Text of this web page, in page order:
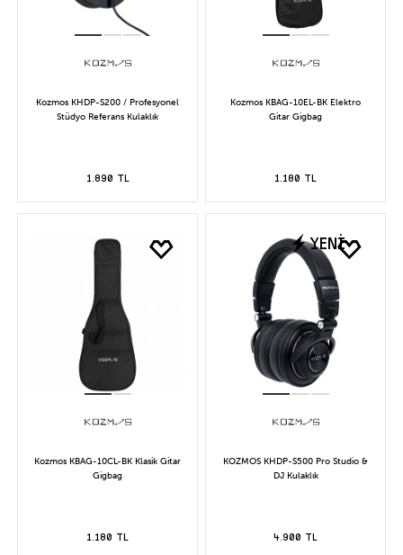
Kozmos KHDP-S200 / Profesyonel
Stüdyo Referans Kulaklık
1.890 TL
Kozmos KBAG-10EL-BK Elektro
Gitar Gigbag
1.180 TL
Kozmos KBAG-10CL-BK Klasik Gitar
Gigbag
1.180 TL
YENİ
KOZMOS KHDP-S500 Pro Studio &
DJ Kulaklık
4.900 TL